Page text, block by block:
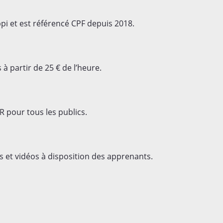
et est référencé CPF depuis 2018.
partir de 25 € de l’heure.
pour tous les publics.
vidéos à disposition des apprenants.